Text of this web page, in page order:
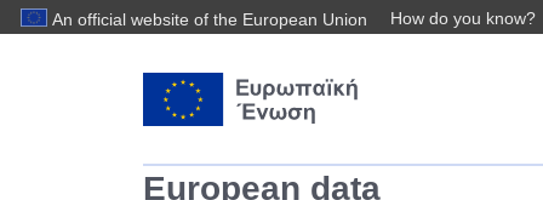
An official website of the European Union How do you know?
European data